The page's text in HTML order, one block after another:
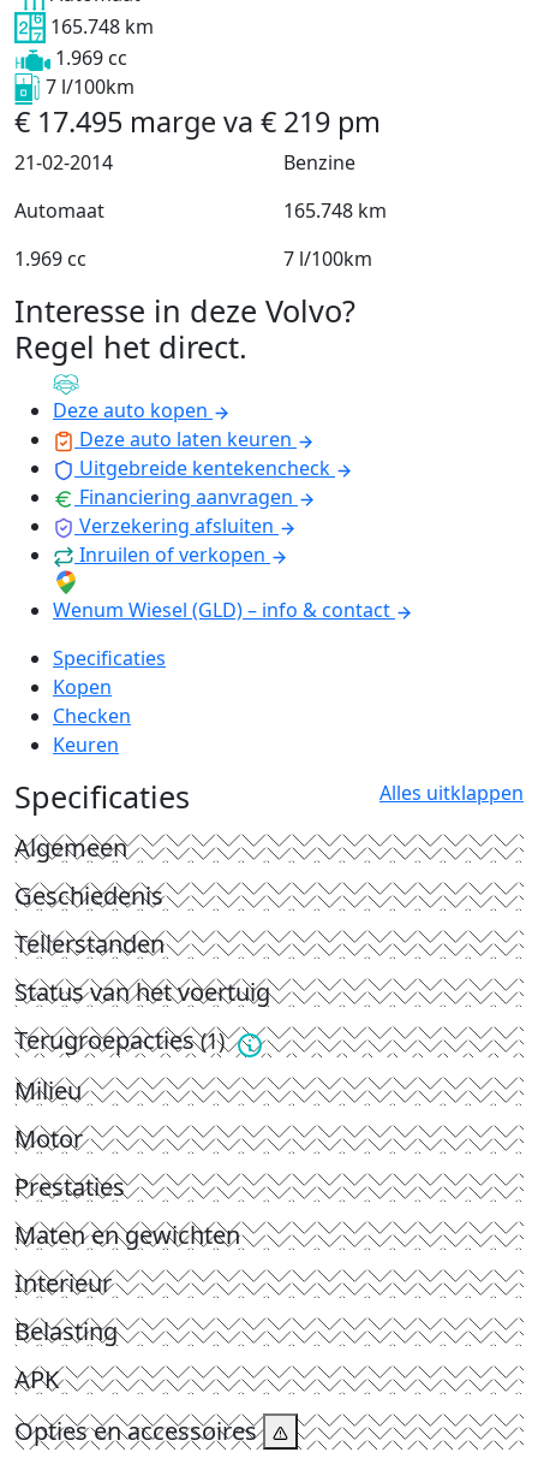
165.748 km
1.969 cc
7 l/100km
€ 17.495 marge va € 219 pm
21-02-2014
Benzine
Automaat
165.748 km
1.969 cc
7 l/100km
Interesse in deze Volvo?
Regel het direct.
Deze auto kopen
Deze auto laten keuren
Uitgebreide kentekencheck
Financiering aanvragen
Verzekering afsluiten
Inruilen of verkopen
Wenum Wiesel (GLD) – info & contact
Specificaties
Kopen
Checken
Keuren
Specificaties Alles uitklappen
Algemeen
Geschiedenis
Tellerstanden
Status van het voertuig
Terugroepacties(1)
Milieu
Motor
Prestaties
Maten en gewichten
Interieur
Belasting
APK
Opties en accessoires